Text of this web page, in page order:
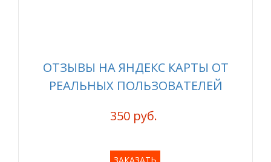
ОТЗЫВЫ НА ЯНДЕКС КАРТЫ ОТ
РЕАЛЬНЫХ ПОЛЬЗОВАТЕЛЕЙ
350 руб.
ЗАКАЗАТЬ